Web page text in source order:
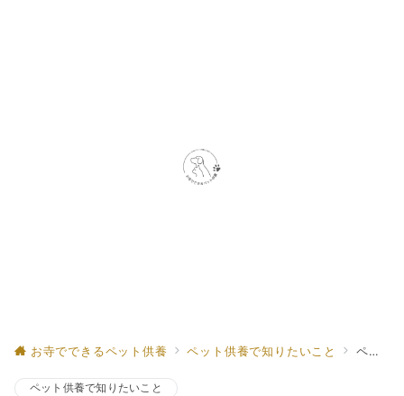
お寺でできるペット供養 ペット供養で知りたいこと ペットと共に過ごす最期の時間：供養の形と心構え
ペット供養で知りたいこと